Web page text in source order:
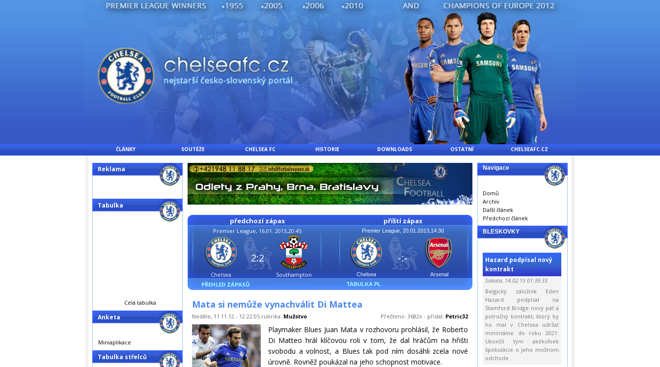
ČLÁNKY SOUTĚŽE CHELSEA FC HISTORIE DOWNLOADS OSTATNÍ CHELSEAFC.CZ
předchozí zápas
Premier League, 16.01. 2013,20:45
Chelsea Southampton
2:2
PŘEHLED ZÁPASŮ
příští zápas
Premier League, 20.01.2013,14:30
Chelsea Arsenal
-:-
TABULKA PL
Mata si nemůže vynachválit Di Mattea
Neděle, 11.11.12 - 12:22:05 rubrika: Mužstvo Přečteno: 3682x - přidal: Petric32
Playmaker Blues Juan Mata v rozhovoru prohlásil, že Roberto
Di Matteo hrál klíčovou roli v tom, že dal hráčům na hřišti
svobodu a volnost, a Blues tak pod ním dosáhli zcela nové
úrovně. Rovněž poukázal na jeho schopnost motivace.
Reklama
Tabulka
Celá tabulka
Anketa
Miniaplikace
Tabulka střelců
Navigace
Domů
Archív
Další článek
Předchozí článek
BLESKOVKY
Hazard podpísal nový
kontrakt
Sobota, 14.02.15 01:39:33
Belgický záložník Eden
Hazard podpísal na
Stamford Bridge nový päť a
polročný kontrakt, ktorý by
ho mal v Chelsea udržať
minimálne do roku 2021.
Ukončil tým akékoľvek
špekulácie o jeho možnom
odchode